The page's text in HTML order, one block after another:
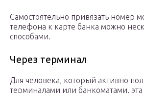
Самостоятельно привязать номер
телефона к карте банка можно
способами.
Через терминал
Для человека, который активно
терминалами или банкоматами,